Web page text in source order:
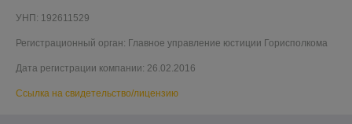
УНП: 192611529
Регистрационный орган: Главное управление юстиции Горисполкома
Дата регистрации компании: 26.02.2016
Ссылка на свидетельство/лицензию